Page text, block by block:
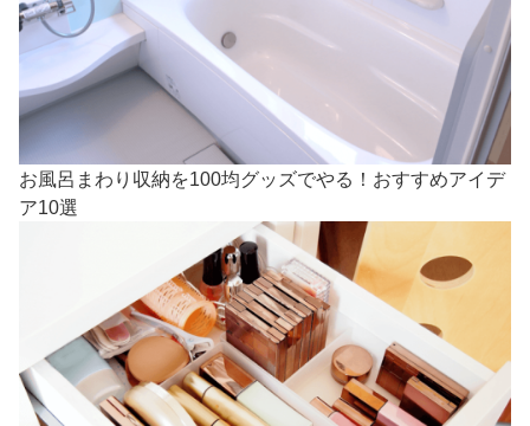
お風呂まわり収納を100均グッズでやる！おすすめアイデ
ア10選